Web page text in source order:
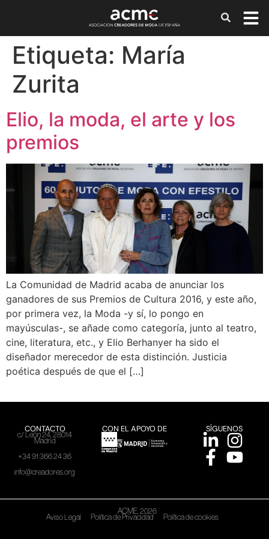
Etiqueta: María
Zurita
Elio, la moda, el arte y los
premios
La Comunidad de Madrid acaba de anunciar los
ganadores de sus Premios de Cultura 2016, y este año,
por primera vez, la Moda -y sí, lo pongo en
mayúsculas-, se añade como categoría, junto al teatro,
cine, literatura, etc., y Elio Berhanyer ha sido el
diseñador merecedor de esta distinción. Justicia
poética después de que el […]
CONTACTO
c/ León 24, 28014
Madrid
+34 91 366 24 36
info@creadores.org
CON EL APOYO DE SÍGUENOS
ACME, 2026
Aviso Legal Política de Privacidad Política de cookies